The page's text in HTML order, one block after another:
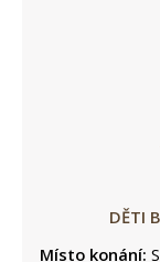
DĚTI
Místo konání: